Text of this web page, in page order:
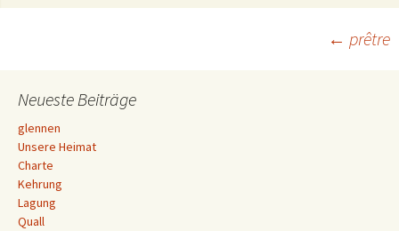
Navigation
← prêtre
Neueste Beiträge
glennen
Unsere Heimat
Charte
Kehrung
Lagung
Quall